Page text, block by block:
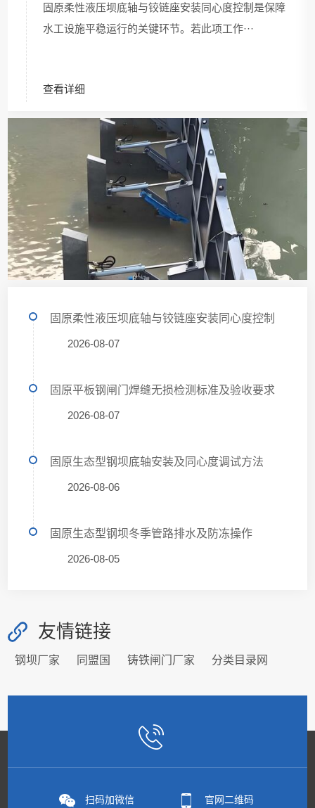
固原柔性液压坝底轴与铰链座安装同心度控制是保障
水工设施平稳运行的关键环节。若此项工作···
查看详细
固原柔性液压坝底轴与铰链座安装同心度控制
2026-08-07
固原平板钢闸门焊缝无损检测标准及验收要求
2026-08-07
固原生态型钢坝底轴安装及同心度调试方法
2026-08-06
固原生态型钢坝冬季管路排水及防冻操作
2026-08-05
友情链接
钢坝厂家 同盟国 铸铁闸门厂家 分类目录网
扫码加微信 官网二维码